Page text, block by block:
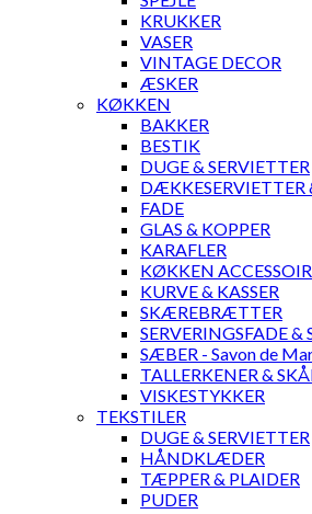
KRUKKER
VASER
VINTAGE DECOR
ÆSKER
KØKKEN
BAKKER
BESTIK
DUGE & SERVIETTER
DÆKKESERVIETTER
FADE
GLAS & KOPPER
KARAFLER
KØKKEN
KURVE & KASSER
SKÆREBRÆTTER
SERVERINGSFADE &
SÆBER - Savon de
TALLERKENER &
VISKESTYKKER
TEKSTILER
DUGE & SERVIETTER
HÅNDKLÆDER
TÆPPER & PLAIDER
PUDER